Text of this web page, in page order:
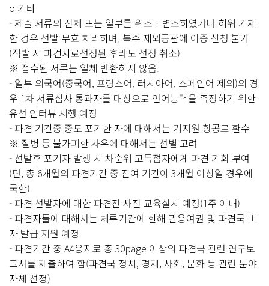
o 기타
- 제출 서류의 전체 또는 일부를 위조ㆍ변조하였거나 허위 기재
한 경우 선발 무효 처리하며, 복수 재외공관에 이중 신청 불가
(적발 시 파견자로선정된 후라도 선정 취소)
※ 접수된 서류는 일체 반환하지 않음.
- 일부 외국어(중국어, 프랑스어, 러시아어, 스페인어 제외)의 경
우 1차 서류심사 통과자를 대상으로 언어능력을 측정하기 위한
유선 인터뷰 시행 예정
- 파견 기간중 중도 포기한 자에 대해서는 기지원 항공료 환수
※ 질병 등 불가피한 사유에 대해서는 선별 고려
- 선발후 포기자 발생 시 차순위 고득점자에게 파견 기회 부여
(단, 총 6개월의 파견기간 중 잔여 기간이 3개월 이상일 경우에
국한)
- 파견 선발자에 대한 파견전 사전 교육실시 예정(1주 이내)
- 파견자들에 대해서는 체류기간에 한해 관용여권 및 파견국 비
자 발급 지원 예정
- 파견기간 중 A4용지로 총 30page 이상의 파견국 관련 연구보
고서를 제출하여 함(파견국 정치, 경제, 사회, 문화 등 관련 분야
자체 선정)